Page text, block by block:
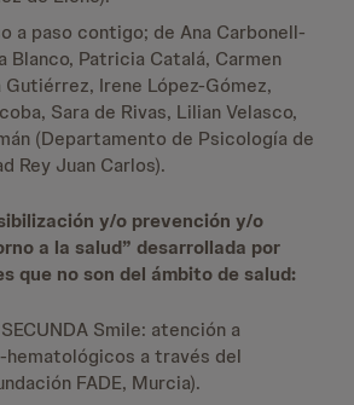
a paso contigo; de Ana Carbonell-
Blanco, Patricia Catalá, Carmen
Gutiérrez, Irene López-Gómez,
Sara de Rivas, Lilian Velasco,
(Departamento de Psicología de
Rey Juan Carlos).
y/o prevención y/o
a la salud” desarrollada por
que no son del ámbito de salud:
Smile: atención a
a través del
FADE, Murcia).